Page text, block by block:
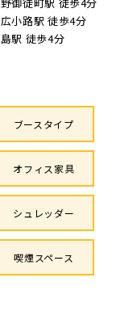
小路駅 徒歩4分
駅 徒歩4分
ブースタイプ
オフィス家具
シュレッダー
喫煙スペース